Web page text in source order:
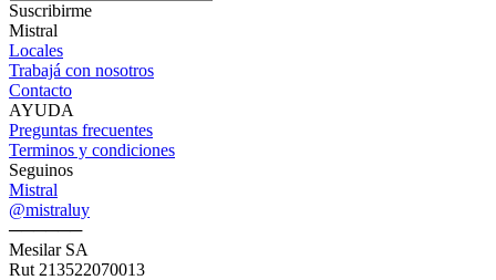
Suscribirme
Mistral
Locales
Trabajá con nosotros
Contacto
AYUDA
Preguntas frecuentes
Terminos y condiciones
Seguinos
Mistral
@mistraluy
──────
Mesilar SA
Rut 213522070013